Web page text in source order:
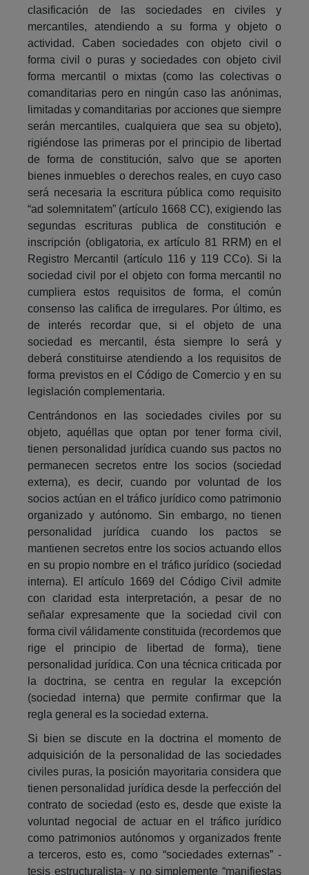
clasificación de las sociedades en civiles y
mercantiles, atendiendo a su forma y objeto o
actividad. Caben sociedades con objeto civil o
forma civil o puras y sociedades con objeto civil
forma mercantil o mixtas (como las colectivas o
comanditarias pero en ningún caso las anónimas,
limitadas y comanditarias por acciones que siempre
serán mercantiles, cualquiera que sea su objeto),
rigiéndose las primeras por el principio de libertad
de forma de constitución, salvo que se aporten
bienes inmuebles o derechos reales, en cuyo caso
será necesaria la escritura pública como requisito
“ad solemnitatem” (artículo 1668 CC), exigiendo las
segundas escrituras publica de constitución e
inscripción (obligatoria, ex artículo 81 RRM) en el
Registro Mercantil (artículo 116 y 119 CCo). Si la
sociedad civil por el objeto con forma mercantil no
cumpliera estos requisitos de forma, el común
consenso las califica de irregulares. Por último, es
de interés recordar que, si el objeto de una
sociedad es mercantil, ésta siempre lo será y
deberá constituirse atendiendo a los requisitos de
forma previstos en el Código de Comercio y en su
legislación complementaria.
Centrándonos en las sociedades civiles por su
objeto, aquéllas que optan por tener forma civil,
tienen personalidad jurídica cuando sus pactos no
permanecen secretos entre los socios (sociedad
externa), es decir, cuando por voluntad de los
socios actúan en el tráfico jurídico como patrimonio
organizado y autónomo. Sin embargo, no tienen
personalidad jurídica cuando los pactos se
mantienen secretos entre los socios actuando ellos
en su propio nombre en el tráfico jurídico (sociedad
interna). El artículo 1669 del Código Civil admite
con claridad esta interpretación, a pesar de no
señalar expresamente que la sociedad civil con
forma civil válidamente constituida (recordemos que
rige el principio de libertad de forma), tiene
personalidad jurídica. Con una técnica criticada por
la doctrina, se centra en regular la excepción
(sociedad interna) que permite confirmar que la
regla general es la sociedad externa.
Si bien se discute en la doctrina el momento de
adquisición de la personalidad de las sociedades
civiles puras, la posición mayoritaria considera que
tienen personalidad jurídica desde la perfección del
contrato de sociedad (esto es, desde que existe la
voluntad negocial de actuar en el tráfico jurídico
como patrimonios autónomos y organizados frente
a terceros, esto es, como “sociedades externas” -
tesis estructuralista- y no simplemente “manifiestas